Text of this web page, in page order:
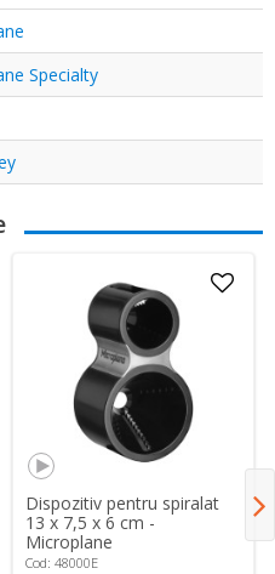
Specialty
Dispozitiv pentru spiralat
13 x 7,5 x 6 cm -
Microplane
Cod: 48000E